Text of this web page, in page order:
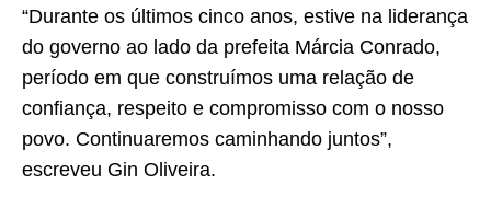
“Durante os últimos cinco anos, estive na liderança
do governo ao lado da prefeita Márcia Conrado,
período em que construímos uma relação de
confiança, respeito e compromisso com o nosso
povo. Continuaremos caminhando juntos”,
escreveu Gin Oliveira.